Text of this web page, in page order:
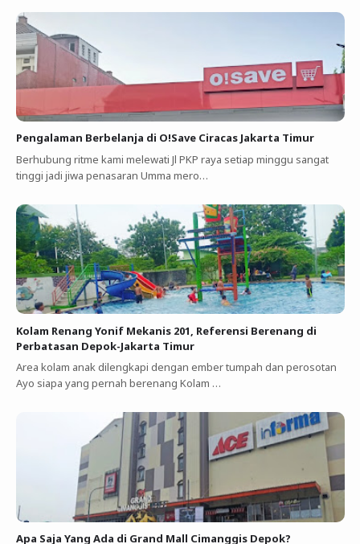
Pengalaman Berbelanja di O!Save Ciracas Jakarta Timur
Berhubung ritme kami melewati Jl PKP raya setiap minggu sangat
tinggi jadi jiwa penasaran Umma mero…
Kolam Renang Yonif Mekanis 201, Referensi Berenang di
Perbatasan Depok-Jakarta Timur
Area kolam anak dilengkapi dengan ember tumpah dan perosotan
Ayo siapa yang pernah berenang Kolam …
Apa Saja Yang Ada di Grand Mall Cimanggis Depok?